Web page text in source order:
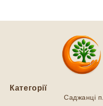
Категорії
Саджанці